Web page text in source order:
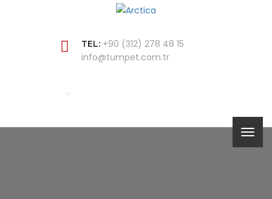
TEL: +90 (312) 278 48 15
info@tumpet.com.tr